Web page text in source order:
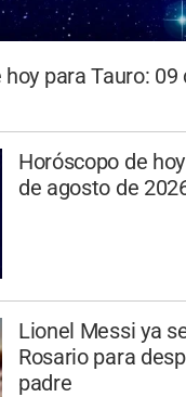
para Tauro:
Horóscopo de
de agosto de
Lionel Messi ya
Rosario para
padre